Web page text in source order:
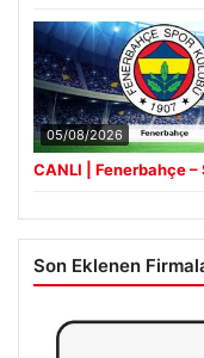
05/08/2026
CANLI | Fenerbahçe –
Son Eklenen